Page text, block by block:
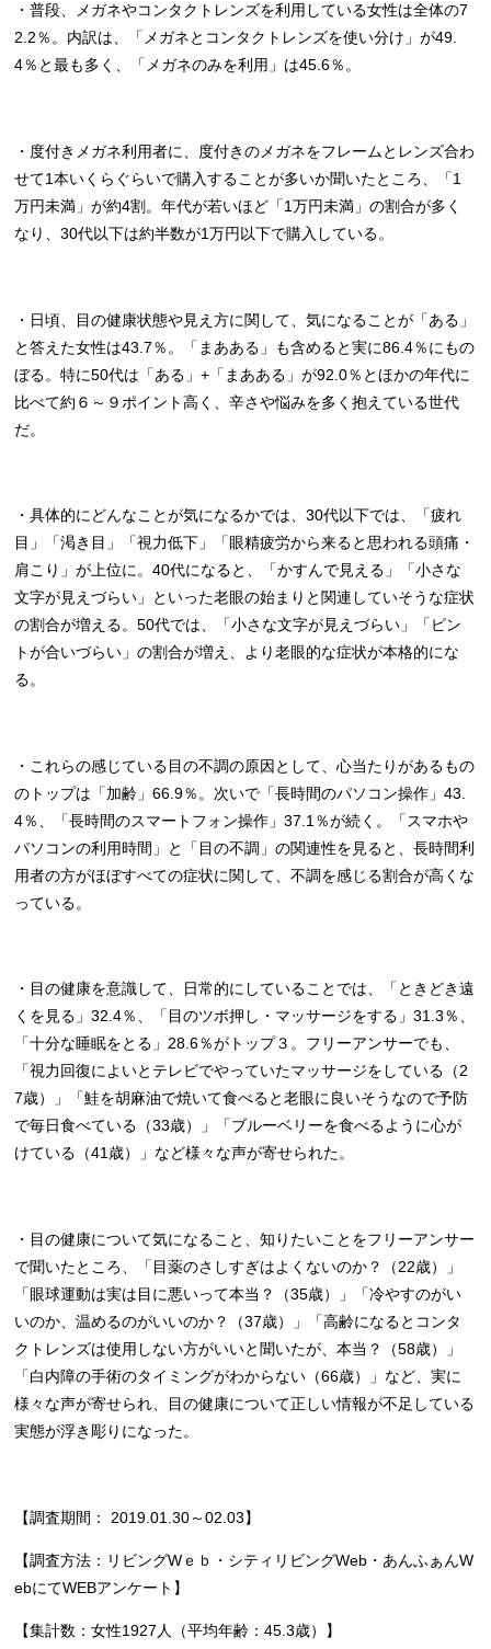
・普段、メガネやコンタクトレンズを利用している女性は全体の7
2.2％。内訳は、「メガネとコンタクトレンズを使い分け」が49.
4％と最も多く、「メガネのみを利用」は45.6％。
・度付きメガネ利用者に、度付きのメガネをフレームとレンズ合わ
せて1本いくらぐらいで購入することが多いか聞いたところ、「1
万円未満」が約4割。年代が若いほど「1万円未満」の割合が多く
なり、30代以下は約半数が1万円以下で購入している。
・日頃、目の健康状態や見え方に関して、気になることが「ある」
と答えた女性は43.7％。「まあある」も含めると実に86.4％にもの
ぼる。特に50代は「ある」+「まあある」が92.0％とほかの年代に
比べて約６～９ポイント高く、辛さや悩みを多く抱えている世代
だ。
・具体的にどんなことが気になるかでは、30代以下では、「疲れ
目」「渇き目」「視力低下」「眼精疲労から来ると思われる頭痛・
肩こり」が上位に。40代になると、「かすんで見える」「小さな
文字が見えづらい」といった老眼の始まりと関連していそうな症状
の割合が増える。50代では、「小さな文字が見えづらい」「ピン
トが合いづらい」の割合が増え、より老眼的な症状が本格的にな
る。
・これらの感じている目の不調の原因として、心当たりがあるもの
のトップは「加齢」66.9％。次いで「長時間のパソコン操作」43.
4％、「長時間のスマートフォン操作」37.1％が続く。「スマホや
パソコンの利用時間」と「目の不調」の関連性を見ると、長時間利
用者の方がほぼすべての症状に関して、不調を感じる割合が高くな
っている。
・目の健康を意識して、日常的にしていることでは、「ときどき遠
くを見る」32.4％、「目のツボ押し・マッサージをする」31.3％、
「十分な睡眠をとる」28.6％がトップ３。フリーアンサーでも、
「視力回復によいとテレビでやっていたマッサージをしている（2
7歳）」「鮭を胡麻油で焼いて食べると老眼に良いそうなので予防
で毎日食べている（33歳）」「ブルーベリーを食べるように心が
けている（41歳）」など様々な声が寄せられた。
・目の健康について気になること、知りたいことをフリーアンサー
で聞いたところ、「目薬のさしすぎはよくないのか？（22歳）」
「眼球運動は実は目に悪いって本当？（35歳）」「冷やすのがい
いのか、温めるのがいいのか？（37歳）」「高齢になるとコンタ
クトレンズは使用しない方がいいと聞いたが、本当？（58歳）」
「白内障の手術のタイミングがわからない（66歳）」など、実に
様々な声が寄せられ、目の健康について正しい情報が不足している
実態が浮き彫りになった。
【調査期間： 2019.01.30～02.03】
【調査方法：リビングWｅｂ・シティリビングWeb・あんふぁんW
ebにてWEBアンケート】
【集計数：女性1927人（平均年齢：45.3歳）】